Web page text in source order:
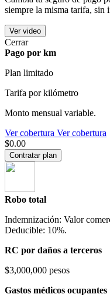
siempre la misma tarifa, sin
Ver video
Cerrar
Pago por km
Plan limitado
Tarifa por kilómetro
Monto mensual variable.
Ver cobertura Ver cobertura
$0.00
Contratar plan
Robo total
Indemnización: Valor
Deducible: 10%.
RC por daños a terceros
$3,000,000 pesos
Gastos médicos ocupantes